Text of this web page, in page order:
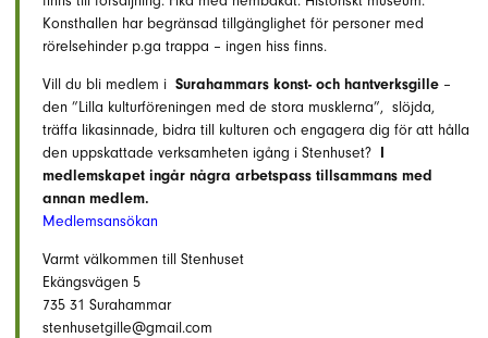
Konsthallen har begränsad tillgänglighet för personer med
rörelsehinder p.ga trappa – ingen hiss finns.
Vill du bli medlem i Surahammars konst- och hantverksgille –
den ”Lilla kulturföreningen med de stora musklerna”, slöjda,
träffa likasinnade, bidra till kulturen och engagera dig för att hålla
den uppskattade verksamheten igång i Stenhuset? I
medlemskapet ingår några arbetspass tillsammans med
annan medlem.
Medlemsansökan
Varmt välkommen till Stenhuset
Ekängsvägen 5
735 31 Surahammar
stenhusetgille@gmail.com